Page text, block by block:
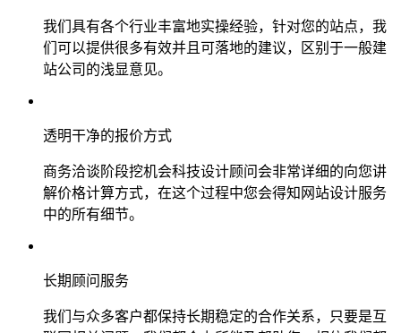
我们具有各个行业丰富地实操经验，针对您的站点，我
们可以提供很多有效并且可落地的建议，区别于一般建
站公司的浅显意见。
透明干净的报价方式
商务洽谈阶段挖机会科技设计顾问会非常详细的向您讲
解价格计算方式，在这个过程中您会得知网站设计服务
中的所有细节。
长期顾问服务
我们与众多客户都保持长期稳定的合作关系，只要是互